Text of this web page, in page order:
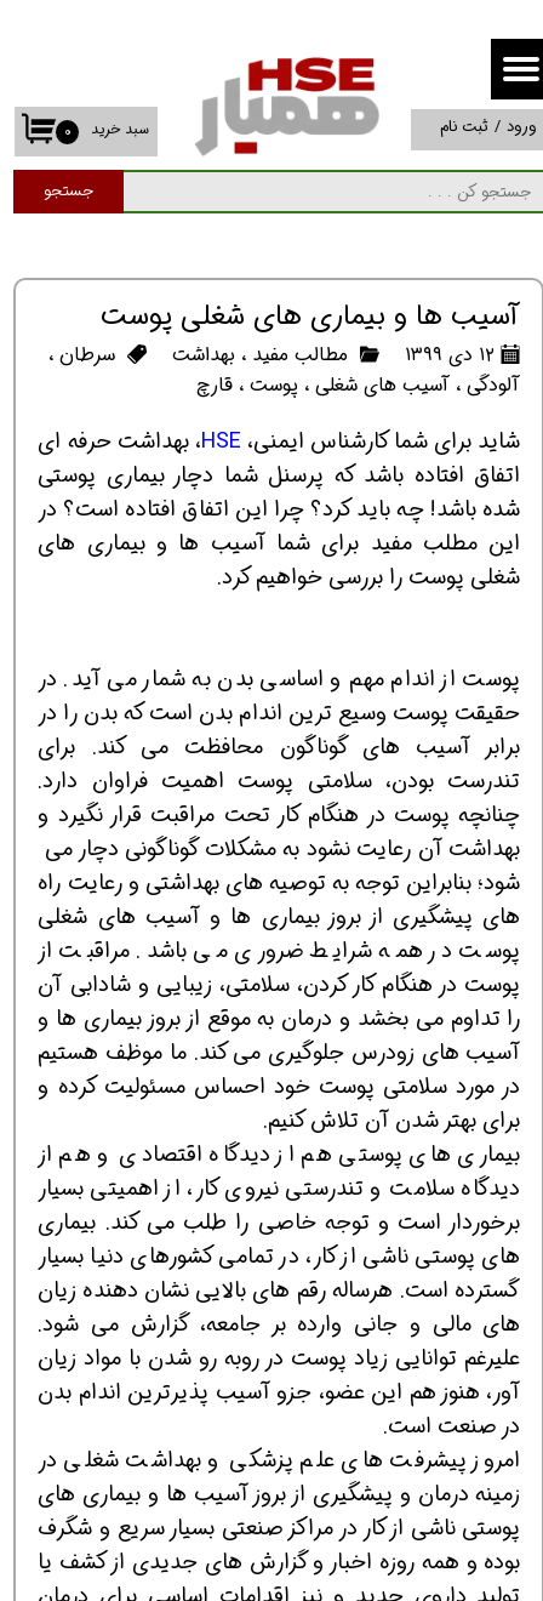
جستجو
۰ سبد خرید ورود / ثبت نام
حساب کاربری من
تغییر گذر واژه
سفارشات
آسیب ها و بیماری های شغلی پوست
۱۲ دی ۱۳۹۹ مطالب مفید ، بهداشت سرطان،
آلودگی، آسیب های شغلی، پوست، قارچ
شاید برای شما کارشناس ایمنی، HSE، بهداشت حرفه ای
اتفاق افتاده باشد که پرسنل شما دچار بیماری پوستی
شده باشد! چه باید کرد؟ چرا این اتفاق افتاده است؟ در
این مطلب مفید برای شما آسیب ها و بیماری های
شغلی پوست را بررسی خواهیم کرد.
پوست از اندام مهم و اساسی بدن به شمار می آید. در
حقیقت پوست وسیع ترین اندام بدن است که بدن را در
برابر آسیب های گوناگون محافظت می کند. برای
تندرست بودن، سلامتی پوست اهمیت فراوان دارد.
چنانچه پوست در هنگام کار تحت مراقبت قرار نگیرد و
بهداشت آن رعایت نشود به مشکلات گوناگونی دچار می
شود؛ بنابراین توجه به توصیه های بهداشتی و رعایت راه
های پیشگیری از بروز بیماری ها و آسیب های شغلی
پوست در همه شرایط ضروری می باشد. مراقبت از
پوست در هنگام کار کردن، سلامتی، زیبایی و شادابی آن
را تداوم می بخشد و درمان به موقع از بروز بیماری ها و
آسیب های زودرس جلوگیری می کند. ما موظف هستیم
در مورد سلامتی پوست خود احساس مسئولیت کرده و
برای بهتر شدن آن تلاش کنیم.
بیماری های پوستی هم از دیدگاه اقتصادی و هم از
دیدگاه سلامت و تندرستی نیروی کار، از اهمیتی بسیار
برخوردار است و توجه خاصی را طلب می کند. بیماری
های پوستی ناشی از کار، در تمامی کشورهای دنیا بسیار
گسترده است. هرساله رقم های بالایی نشان دهنده زیان
های مالی و جانی وارده بر جامعه، گزارش می شود.
علیرغم توانایی زیاد پوست در روبه رو شدن با مواد زیان
آور، هنوز هم این عضو، جزو آسیب پذیرترین اندام بدن
در صنعت است.
امروز پیشرفت های علم پزشکی و بهداشت شغلی در
زمینه درمان و پیشگیری از بروز آسیب ها و بیماری های
پوستی ناشی از کار در مراکز صنعتی بسیار سریع و شگرف
بوده و همه روزه اخبار و گزارش های جدیدی از کشف یا